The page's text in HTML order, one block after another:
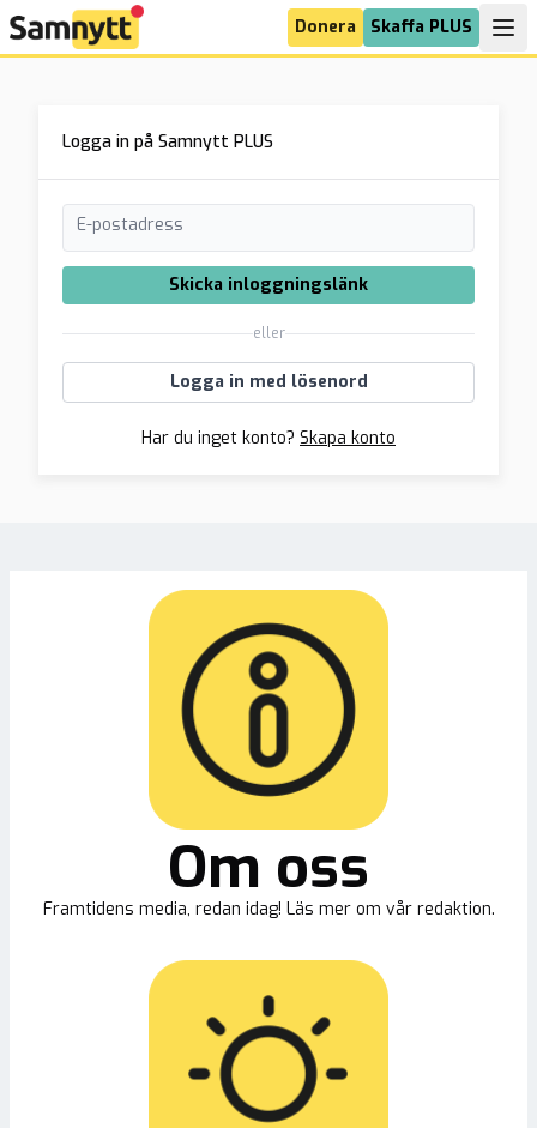
Donera Skaffa PLUS
Logga in på Samnytt PLUS
E-postadress
Skicka inloggningslänk
eller
Logga in med lösenord
Har du inget konto? Skapa konto
Om oss
Framtidens media, redan idag! Läs mer om vår redaktion.